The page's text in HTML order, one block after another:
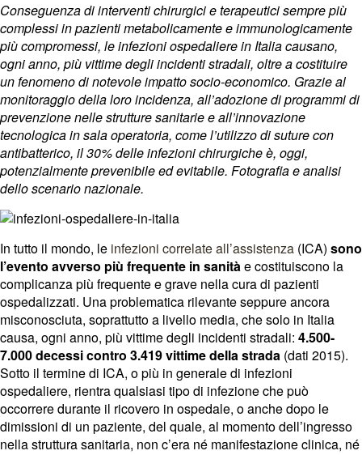
Conseguenza di interventi chirurgici e terapeutici sempre più
complessi in pazienti metabolicamente e immunologicamente
più compromessi, le infezioni ospedaliere in Italia causano,
ogni anno, più vittime degli incidenti stradali, oltre a costituire
un fenomeno di notevole impatto socio-economico. Grazie al
monitoraggio della loro incidenza, all’adozione di programmi di
prevenzione nelle strutture sanitarie e all’innovazione
tecnologica in sala operatoria, come l’utilizzo di suture con
antibatterico, il 30% delle infezioni chirurgiche è, oggi,
potenzialmente prevenibile ed evitabile. Fotografia e analisi
dello scenario nazionale.
In tutto il mondo, le infezioni correlate all’assistenza (ICA) sono
l’evento avverso più frequente in sanitàe costituiscono la
complicanza più frequente e grave nella cura di pazienti
ospedalizzati. Una problematica rilevante seppure ancora
misconosciuta, soprattutto a livello media, che solo in Italia
causa, ogni anno, più vittime degli incidenti stradali: 4.500-
7.000 decessi contro 3.419 vittime della strada (dati 2015).
Sotto il termine di ICA, o più in generale di infezioni
ospedaliere, rientra qualsiasi tipo di infezione che può
occorrere durante il ricovero in ospedale, o anche dopo le
dimissioni di un paziente, del quale, al momento dell’ingresso
nella struttura sanitaria, non c’era né manifestazione clinica, né